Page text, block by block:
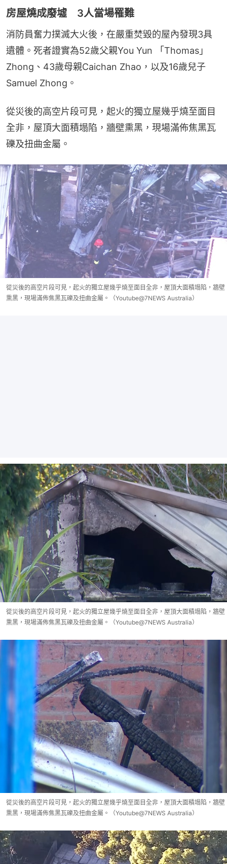
房屋燒成廢墟 3人當場罹難
消防員奮力撲滅大火後，在嚴重焚毀的屋內發現3具
遺體。死者證實為52歲父親You Yun 「Thomas」
Zhong、43歲母親Caichan Zhao，以及16歲兒子
Samuel Zhong。
從災後的高空片段可見，起火的獨立屋幾乎燒至面目
全非，屋頂大面積塌陷，牆壁熏黑，現場滿佈焦黑瓦
礫及扭曲金屬。
從災後的高空片段可見，起火的獨立屋幾乎燒至面目全非，屋頂大面積塌陷，牆壁
熏黑，現場滿佈焦黑瓦礫及扭曲金屬。（Youtube@7NEWS Australia）
從災後的高空片段可見，起火的獨立屋幾乎燒至面目全非，屋頂大面積塌陷，牆壁
熏黑，現場滿佈焦黑瓦礫及扭曲金屬。（Youtube@7NEWS Australia）
從災後的高空片段可見，起火的獨立屋幾乎燒至面目全非，屋頂大面積塌陷，牆壁
熏黑，現場滿佈焦黑瓦礫及扭曲金屬。（Youtube@7NEWS Australia）